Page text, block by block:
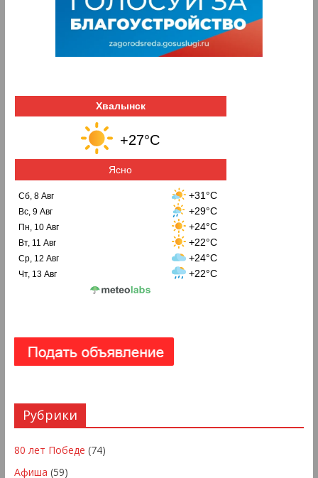
Хвалынск
+27°C
Ясно
Сб, 8 Авг +31°C
Вс, 9 Авг +29°C
Пн, 10 Авг +24°C
Вт, 11 Авг +22°C
Ср, 12 Авг +24°C
Чт, 13 Авг +22°C
Рубрики
80 лет Победе (74)
Афиша (59)